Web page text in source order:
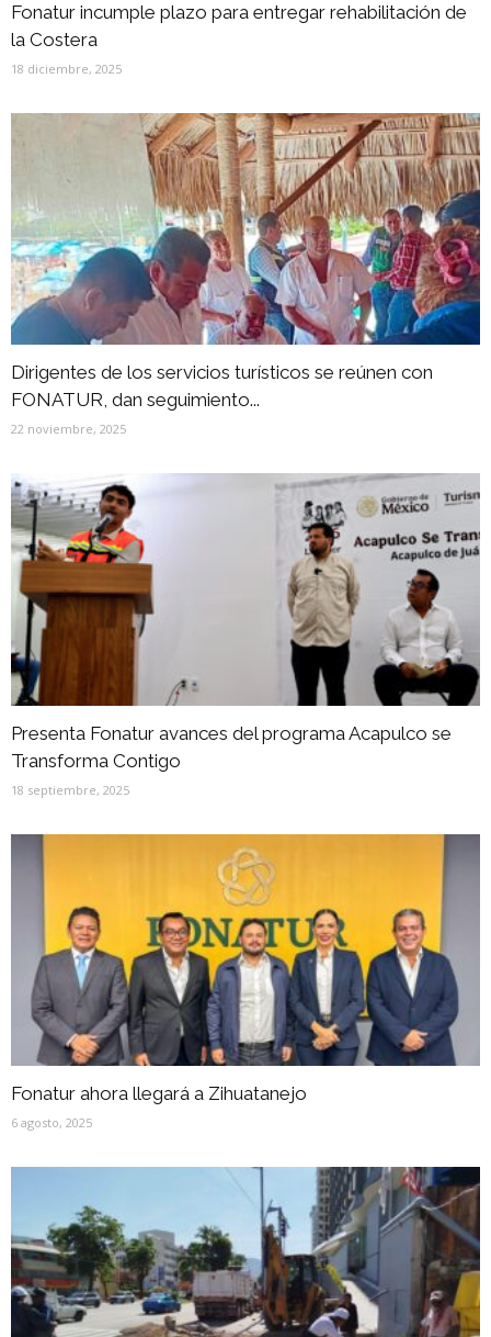
Fonatur incumple plazo para entregar rehabilitación de
la Costera
18 diciembre, 2025
Dirigentes de los servicios turísticos se reúnen con
FONATUR, dan seguimiento...
22 noviembre, 2025
Presenta Fonatur avances del programa Acapulco se
Transforma Contigo
18 septiembre, 2025
Fonatur ahora llegará a Zihuatanejo
6 agosto, 2025